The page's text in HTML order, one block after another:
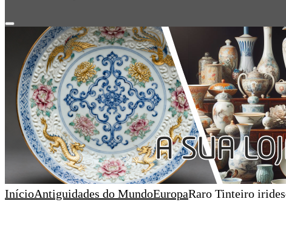
InícioAntiguidades do MundoEuropaRaro Tinteiro